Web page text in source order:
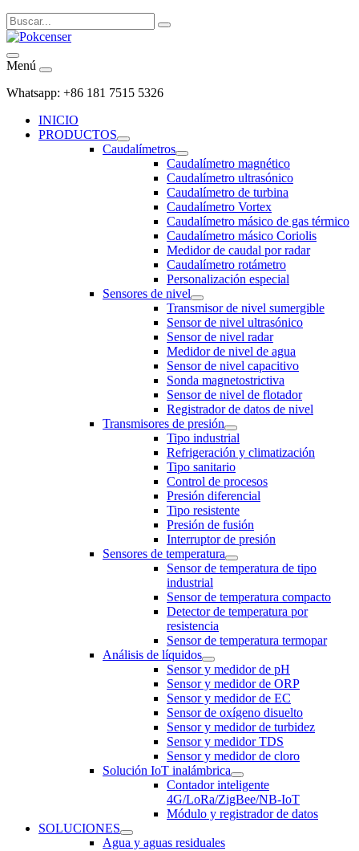
Menú
Whatsapp: +86 181 7515 5326
INICIO
PRODUCTOS
Caudalímetros
Caudalímetro magnético
Caudalímetro ultrasónico
Caudalímetro de turbina
Caudalímetro Vortex
Caudalímetro másico de gas térmico
Caudalímetro másico Coriolis
Medidor de caudal por radar
Caudalímetro rotámetro
Personalización especial
Sensores de nivel
Transmisor de nivel sumergible
Sensor de nivel ultrasónico
Sensor de nivel radar
Medidor de nivel de agua
Sensor de nivel capacitivo
Sonda magnetostrictiva
Sensor de nivel de flotador
Registrador de datos de nivel
Transmisores de presión
Tipo industrial
Refrigeración y climatización
Tipo sanitario
Control de procesos
Presión diferencial
Tipo resistente
Presión de fusión
Interruptor de presión
Sensores de temperatura
Sensor de temperatura de tipo
industrial
Sensor de temperatura compacto
Detector de temperatura por
resistencia
Sensor de temperatura termopar
Análisis de líquidos
Sensor y medidor de pH
Sensor y medidor de ORP
Sensor y medidor de EC
Sensor de oxígeno disuelto
Sensor y medidor de turbidez
Sensor y medidor TDS
Sensor y medidor de cloro
Solución IoT inalámbrica
Contador inteligente
4G/LoRa/ZigBee/NB-IoT
Módulo y registrador de datos
SOLUCIONES
Agua y aguas residuales